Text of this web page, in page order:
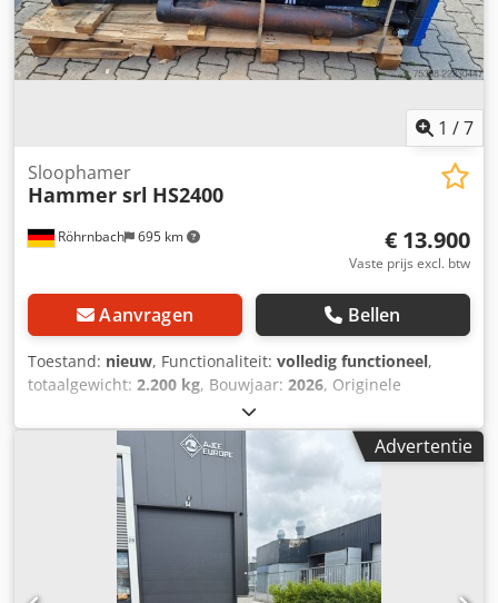
1 /7
Röhrnbach 695 km
Sloophamer
Hammer srl HS2400
€ 13.900
Vaste prijs excl. btw
Aanvragen Bellen
Toestand: nieuw, Functionaliteit: volledig functioneel,
totaalgewicht: 2.200 kg, Bouwjaar: 2026, Originele
hydraulische sloophamer Geschikt voor graafmachines
vanaf 22 tot 33 ton. Dodpozltctsfx Abyjwa
Advertentie